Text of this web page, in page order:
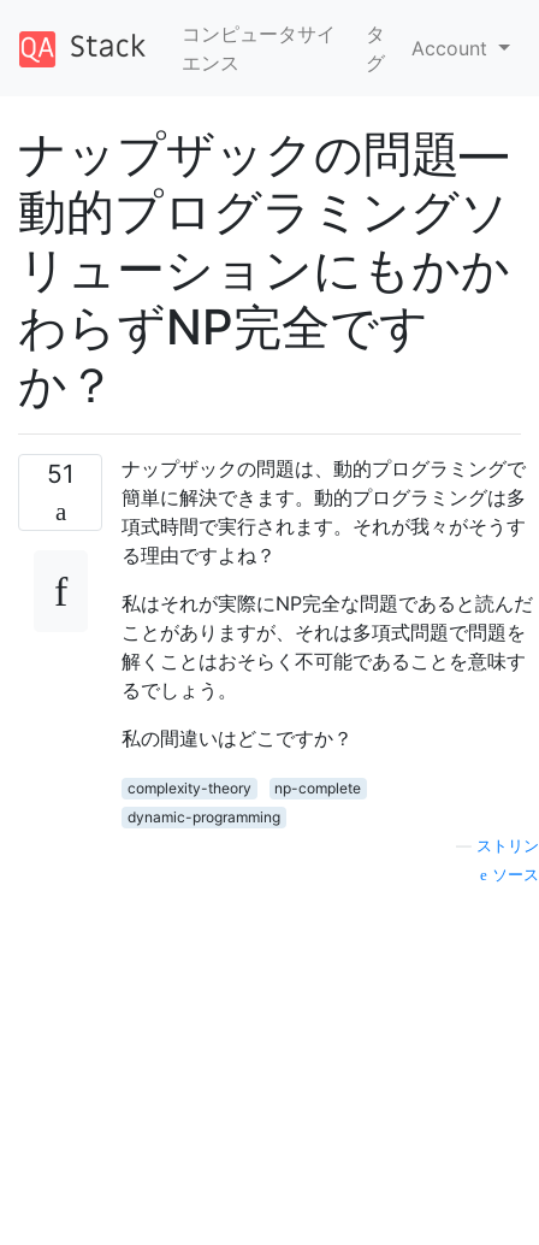
コンピュータサイ
エンス
タ
グ
Account
ナップザックの問題—
動的プログラミングソ
リューションにもかか
わらずNP完全です
か？
51
ナップザックの問題は、動的プログラミングで
簡単に解決できます。動的プログラミングは多
項式時間で実行されます。それが我々がそうす
る理由ですよね？
私はそれが実際にNP完全な問題であると読んだ
ことがありますが、それは多項式問題で問題を
解くことはおそらく不可能であることを意味す
るでしょう。
私の間違いはどこですか？
complexity-theory
np-complete
dynamic-programming
ストリン
ソース